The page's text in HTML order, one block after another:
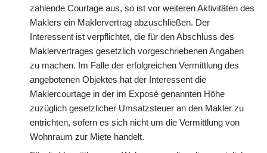
zahlende Courtage aus, so ist vor weiteren Aktivitäten des
Maklers ein Maklervertrag abzuschließen. Der
Interessent ist verpflichtet, die für den Abschluss des
Maklervertrages gesetzlich vorgeschriebenen Angaben
zu machen. Im Falle der erfolgreichen Vermittlung des
angebotenen Objektes hat der Interessent die
Maklercourtage in der im Exposé genannten Höhe
zuzüglich gesetzlicher Umsatzsteuer an den Makler zu
entrichten, sofern es sich nicht um die Vermittlung von
Wohnraum zur Miete handelt.